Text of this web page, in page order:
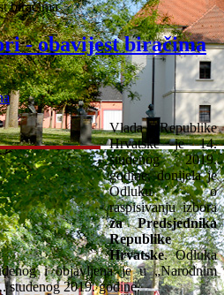
biračima
- obavijest biračima
Vlada Republike
Hrvatske je 14.
studenog 2019.
godine, donijela je
Odluku o
raspisivanju izbora
za Predsjednika
Republike
Hrvatske. Odluka
i objavljena je u „Narodnim
studenog 2019. godine.